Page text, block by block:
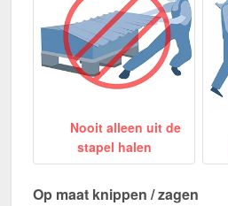
Nooit alleen uit de
stapel halen
Op maat knippen / zagen